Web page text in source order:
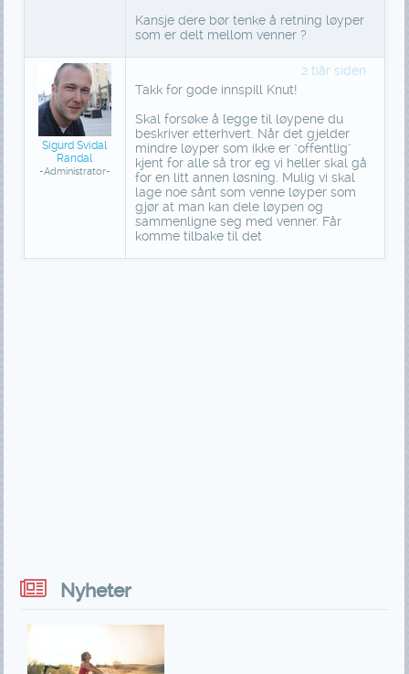
Kansje dere bør tenke å retning løyper
som er delt mellom venner ?
Sigurd Svidal
Randal
-Administrator-
2 tiår siden
Takk for gode innspill Knut!
Skal forsøke å legge til løypene du
beskriver etterhvert. Når det gjelder
mindre løyper som ikke er "offentlig"
kjent for alle så tror eg vi heller skal gå
for en litt annen løsning. Mulig vi skal
lage noe sånt som venne løyper som
gjør at man kan dele løypen og
sammenligne seg med venner. Får
komme tilbake til det
Nyheter